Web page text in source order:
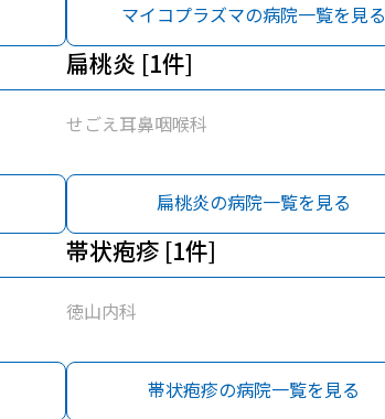
マイコプラズマの病院一覧を見る
扁桃炎 [1件]
せごえ耳鼻咽喉科
扁桃炎の病院一覧を見る
帯状疱疹 [1件]
徳山内科
帯状疱疹の病院一覧を見る